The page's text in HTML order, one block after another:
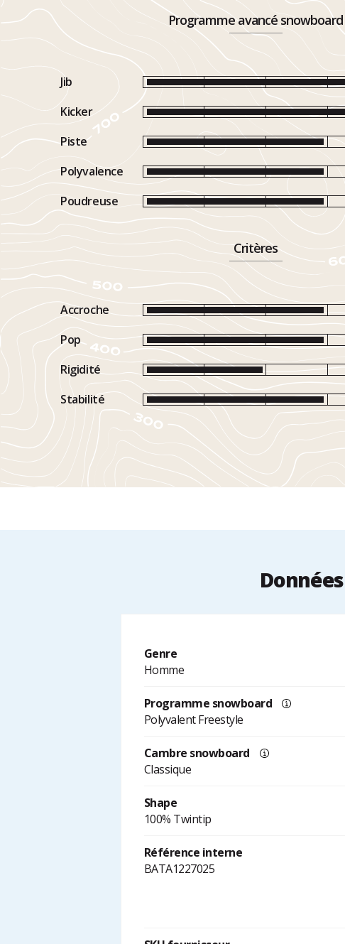
Programme avancé snowboard
Jib
Kicker
Piste
Polyvalence
Poudreuse
Critères
Accroche
Pop
Rigidité
Stabilité
Genre
Homme
Programme snowboard
Polyvalent Freestyle
Cambre snowboard
Classique
Shape
100% Twintip
Référence interne
BATA1227025